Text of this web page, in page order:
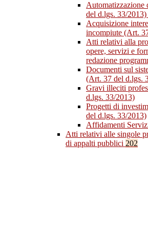
Automatizzazione
del d.lgs. 33/2013)
Acquisizione
incompiute (Art.
Atti relativi alla
opere, servizi e
redazione
Documenti sul
(Art. 37 del d.lgs.
Gravi illeciti
d.lgs. 33/2013)
Progetti di
del d.lgs. 33/2013)
Affidamenti
Atti relativi alle singole
di appalti pubblici 202